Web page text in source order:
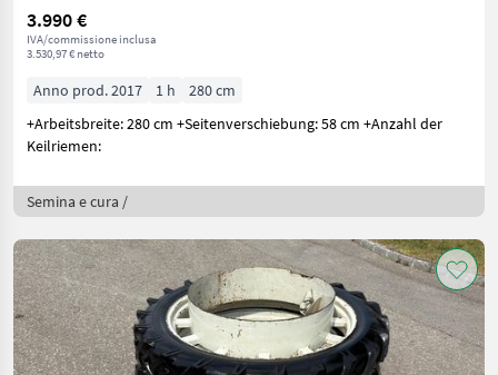
3.990 €
IVA/commissione inclusa
3.530,97 € netto
Anno prod. 2017 1 h
280 cm
+Arbeitsbreite: 280 cm +Seitenverschiebung: 58 cm +Anzahl der
Keilriemen:
Semina e cura /